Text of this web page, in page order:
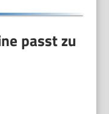
passt zu